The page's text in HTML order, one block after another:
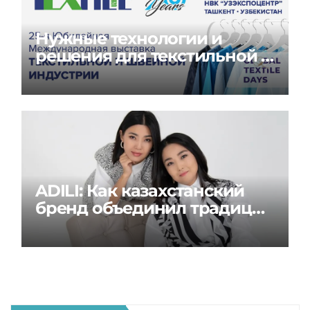
Нужные технологии и
решения для текстильной и
швейной индустрии на
Global Textile Days
ADILI: Как казахстанский
бренд объединил традиции
и современность